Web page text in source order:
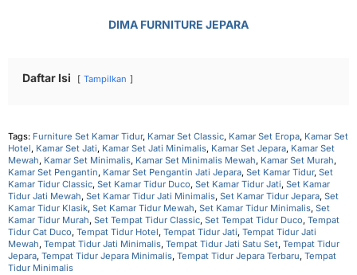
DIMA FURNITURE JEPARA
Daftar Isi Tampilkan
Tags: Furniture Set Kamar Tidur, Kamar Set Classic, Kamar Set Eropa, Kamar Set
Hotel, Kamar Set Jati, Kamar Set Jati Minimalis, Kamar Set Jepara, Kamar Set
Mewah, Kamar Set Minimalis, Kamar Set Minimalis Mewah, Kamar Set Murah,
Kamar Set Pengantin, Kamar Set Pengantin Jati Jepara, Set Kamar Tidur, Set
Kamar Tidur Classic, Set Kamar Tidur Duco, Set Kamar Tidur Jati, Set Kamar
Tidur Jati Mewah, Set Kamar Tidur Jati Minimalis, Set Kamar Tidur Jepara, Set
Kamar Tidur Klasik, Set Kamar Tidur Mewah, Set Kamar Tidur Minimalis, Set
Kamar Tidur Murah, Set Tempat Tidur Classic, Set Tempat Tidur Duco, Tempat
Tidur Cat Duco, Tempat Tidur Hotel, Tempat Tidur Jati, Tempat Tidur Jati
Mewah, Tempat Tidur Jati Minimalis, Tempat Tidur Jati Satu Set, Tempat Tidur
Jepara, Tempat Tidur Jepara Minimalis, Tempat Tidur Jepara Terbaru, Tempat
Tidur Minimalis